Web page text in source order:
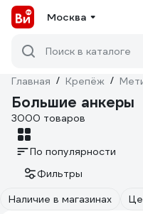
Москва
Поиск в каталоге
Главная / Крепёж /
Большие анкеры
3000 товаров
По популярности
Фильтры
Наличие в магазинах